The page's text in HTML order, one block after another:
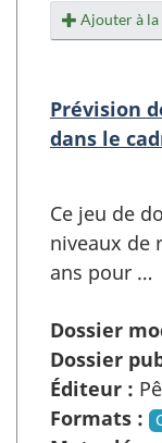
Ajouter à la
Prévision
dans le
Ce jeu de
niveaux de
ans pour …
Dossier
Dossier
Éditeur :
Formats :